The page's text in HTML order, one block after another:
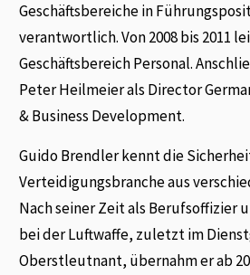
Geschäftsbereiche in
verantwortlich. Von 2008 bis 2011
Geschäftsbereich Personal.
Peter Heilmeier als Director
& Business Development.
Guido Brendler kennt die
Verteidigungsbranche aus
Nach seiner Zeit als Berufsoffizier
bei der Luftwaffe, zuletzt im
Oberstleutnant, übernahm er ab